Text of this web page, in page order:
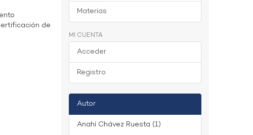
de
Materias
MI CUENTA
Acceder
Registro
Autor
Anahí Chávez Ruesta (1)